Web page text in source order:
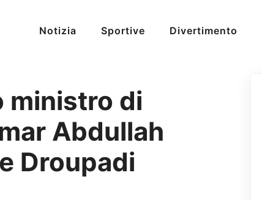
Notizia Sportive Divertimento
ministro di
Abdullah
Droupadi